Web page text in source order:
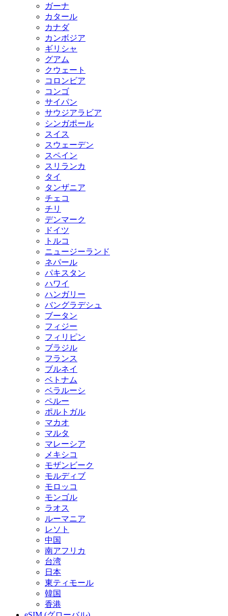
ガーナ
カタール
カナダ
カンボジア
ギリシャ
グアム
クウェート
コロンビア
コンゴ
サイパン
サウジアラビア
シンガポール
スイス
スウェーデン
スペイン
スリランカ
タイ
タンザニア
チェコ
チリ
デンマーク
ドイツ
トルコ
ニュージーランド
ネパール
パキスタン
ハワイ
ハンガリー
バングラデシュ
ブータン
フィジー
フィリピン
ブラジル
フランス
ブルネイ
ベトナム
ベラルーシ
ペルー
ポルトガル
マカオ
マルタ
マレーシア
メキシコ
モザンビーク
モルディブ
モロッコ
モンゴル
ラオス
ルーマニア
レソト
中国
南アフリカ
台湾
日本
東ティモール
韓国
香港